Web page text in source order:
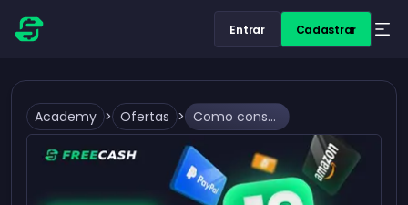
Entrar Cadastrar
Academy > Ofertas > Como conseguir reivindicações grátis no Marvel Strike Force